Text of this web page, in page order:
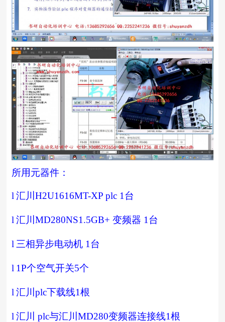
所用元器件：
l 汇川H2U1616MT-XP plc 1 台
l 汇川MD280NS1.5GB+变频器 1 台
l 三相异步电动机 1 台
l 1P个空气开关5个
l 汇川plc下载线1根
l 汇川 plc与汇川MD280变频器连接线1根